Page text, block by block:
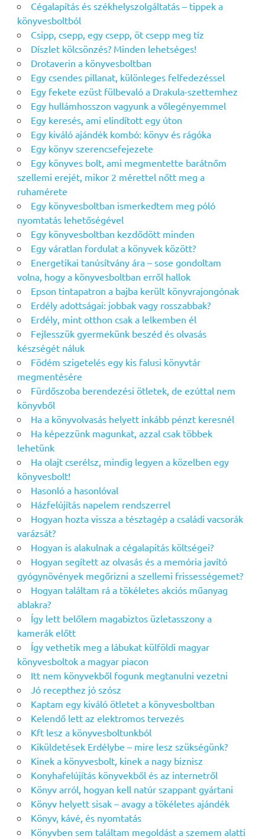
Cégalapítás és székhelyszolgáltatás – tippek a
könyvesboltból
Csipp, csepp, egy csepp, öt csepp meg tíz
Díszlet kölcsönzés? Minden lehetséges!
Drotaverin a könyvesboltban
Egy csendes pillanat, különleges felfedezéssel
Egy fekete ezüst fülbevaló a Drakula-szettemhez
Egy hullámhosszon vagyunk a vőlegényemmel
Egy keresés, ami elindított egy úton
Egy kiváló ajándék kombó: könyv és rágóka
Egy könyv szerencsefejezete
Egy könyves bolt, ami megmentette barátnőm
szellemi erejét, mikor 2 mérettel nőtt meg a
ruhamérete
Egy könyvesboltban ismerkedtem meg póló
nyomtatás lehetőségével
Egy könyvesboltban kezdődött minden
Egy váratlan fordulat a könyvek között?
Energetikai tanúsítvány ára – sose gondoltam
volna, hogy a könyvesboltban erről hallok
Epson tintapatron a bajba került könyvrajongónak
Erdély adottságai: jobbak vagy rosszabbak?
Erdély, mint otthon csak a lelkemben él
Fejlesszük gyermekünk beszéd és olvasás
készségét náluk
Födém szigetelés egy kis falusi könyvtár
megmentésére
Fürdőszoba berendezési ötletek, de ezúttal nem
könyvből
Ha a könyvolvasás helyett inkább pénzt keresnél
Ha képezzünk magunkat, azzal csak többek
lehetünk
Ha olajt cserélsz, mindig legyen a közelben egy
könyvesbolt!
Hasonló a hasonlóval
Házfelújítás napelem rendszerrel
Hogyan hozta vissza a tésztagép a családi vacsorák
varázsát?
Hogyan is alakulnak a cégalapitás költségei?
Hogyan segített az olvasás és a memória javító
gyógynövények megőrizni a szellemi frissességemet?
Hogyan találtam rá a tökéletes akciós műanyag
ablakra?
Így lett belőlem magabiztos üzletasszony a
kamerák előtt
Így vethetik meg a lábukat külföldi magyar
könyvesboltok a magyar piacon
Itt nem könyvekből fogunk megtanulni vezetni
Jó recepthez jó szósz
Kaptam egy kiváló ötletet a könyvesboltban
Kelendő lett az elektromos tervezés
Kft lesz a könyvesboltunkból
Kiküldetések Erdélybe – mire lesz szükségünk?
Kinek a könyvesbolt, kinek a nagy biznisz
Konyhafelújítás könyvekből és az internetről
Könyv arról, hogyan kell natúr szappant gyártani
Könyv helyett sisak – avagy a tökéletes ajándék
Könyv, kávé, és nyomtatás
Könyvben sem találtam megoldást a szemem alatti